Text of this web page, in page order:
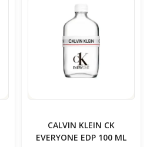
CALVIN KLEIN CK
EVERYONE EDP 100 ML